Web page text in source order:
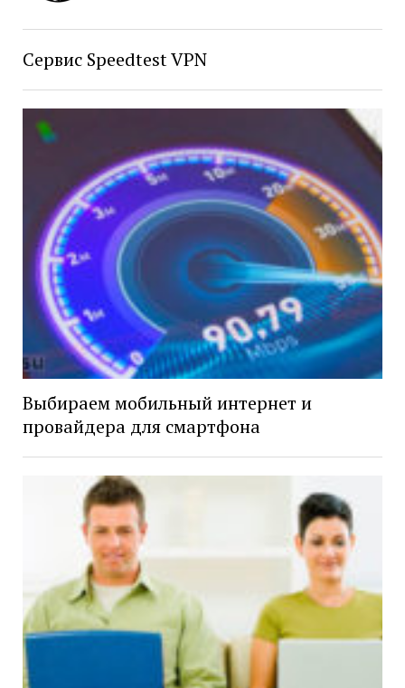
Сервис Speedtest VPN
Выбираем мобильный интернет и
провайдера для смартфона